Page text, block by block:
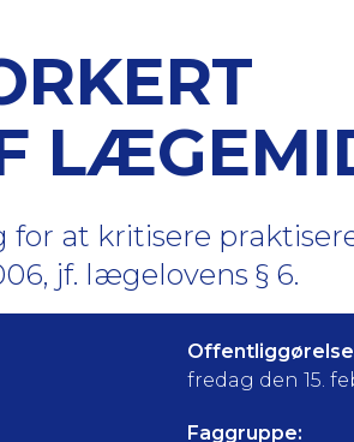
at kritisere
jf. lægelovens § 6.
fredag den 15.
Faggruppe: